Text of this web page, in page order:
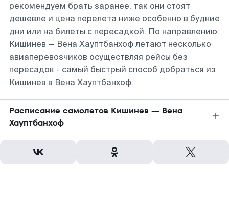
рекомендуем брать заранее, так они стоят
дешевле и цена перелета ниже особенно в будние
дни или на билеты с пересадкой. По направлению
Кишинев — Вена Хауптбанхоф летают несколько
авиаперевозчиков осуществляя рейсы без
пересадок - самый быстрый способ добраться из
Кишинев в Вена Хауптбанхоф.
Расписание самолетов Кишинев — Вена
Хауптбанхоф